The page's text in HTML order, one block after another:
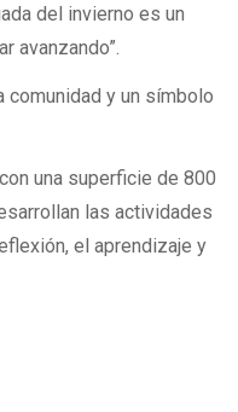
del invierno es un
avanzando”.
comunidad y un símbolo
una superficie de 800
las actividades
el aprendizaje y